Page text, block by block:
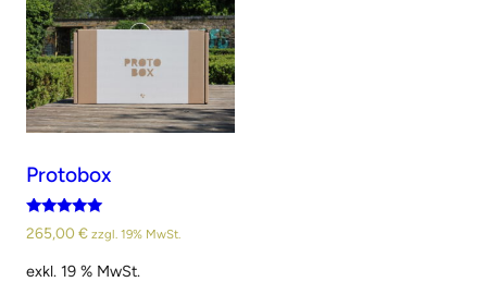
Protobox
Bewertet
mit
von 5
265,00 € zzgl. 19% MwSt.
exkl. 19 % MwSt.